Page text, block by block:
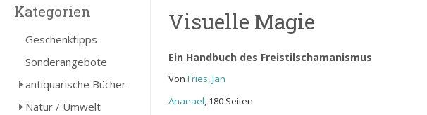
Kategorien
Geschenktipps
Sonderangebote
antiquarische Bücher
Natur / Umwelt
Visuelle Magie
Ein Handbuch des Freistilschamanismus
Von Fries, Jan
Ananael, 180 Seiten